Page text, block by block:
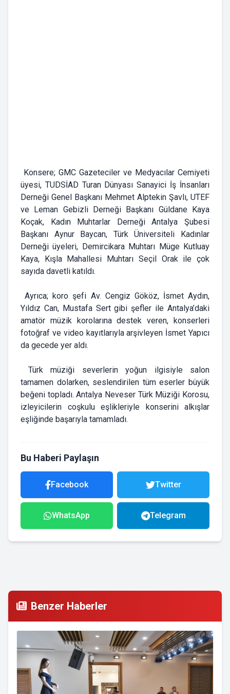
Konsere; GMC Gazeteciler ve Medyacılar Cemiyeti
üyesi, TUDSİAD Turan Dünyası Sanayici İş İnsanları
Derneği Genel Başkanı Mehmet Alptekin Şavlı, UTEF
ve Leman Gebizli Derneği Başkanı Güldane Kaya
Koçak, Kadın Muhtarlar Derneği Antalya Şubesi
Başkanı Aynur Baycan, Türk Üniversiteli Kadınlar
Derneği üyeleri, Demircikara Muhtarı Müge Kutluay
Kaya, Kışla Mahallesi Muhtarı Seçil Orak ile çok
sayıda davetli katıldı.
Ayrıca; koro şefi Av. Cengiz Gököz, İsmet Aydın,
Yıldız Can, Mustafa Sert gibi şefler ile Antalya’daki
amatör müzik korolarına destek veren, konserleri
fotoğraf ve video kayıtlarıyla arşivleyen İsmet Yapıcı
da gecede yer aldı.
Türk müziği severlerin yoğun ilgisiyle salon
tamamen dolarken, seslendirilen tüm eserler büyük
beğeni topladı. Antalya Neveser Türk Müziği Korosu,
izleyicilerin coşkulu eşlikleriyle konserini alkışlar
eşliğinde başarıyla tamamladı.
Bu Haberi Paylaşın
Facebook Twitter
WhatsApp Telegram
Benzer Haberler